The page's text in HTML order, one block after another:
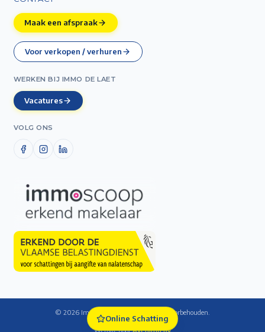
Maak een afspraak
Voor verkopen / verhuren
WERKEN BIJ IMMO DE LAET
Vacatures
VOLG ONS
© 2026 Immo De Laet — Alle rechten voorbehouden.
Cookie-instellingen
Website door Axenimo bv
Online Schatting